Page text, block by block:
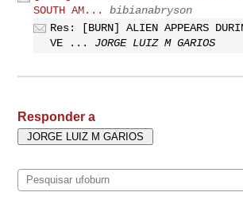
SOUTH AM...
bibianabryson
Res: [BURN] ALIEN APPEARS
VE ...
JORGE LUIZ M GARIOS
Responder a